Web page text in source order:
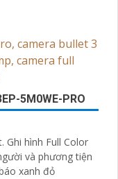
5M0WE-PRO
Ghi hình Full Color
và phương tiện
xanh đỏ